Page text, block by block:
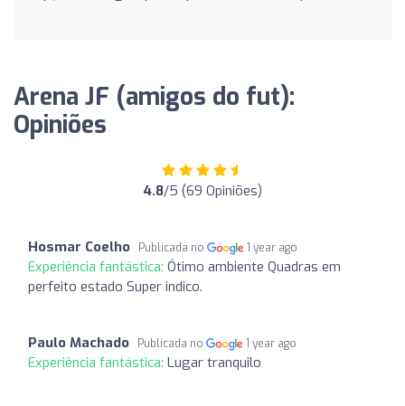
Arena JF (amigos do fut):
Opiniões
4.8/5 (69 Opiniões)
Hosmar Coelho Publicada no 1 year ago
Experiência fantástica: Ótimo ambiente Quadras em
perfeito estado Super indico.
Paulo Machado Publicada no 1 year ago
Experiência fantástica: Lugar tranquilo